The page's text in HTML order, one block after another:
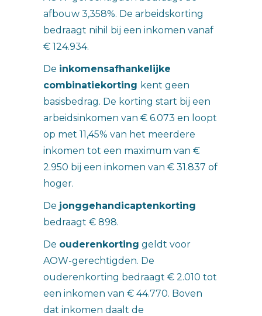
afbouw 3,358%. De arbeidskorting
bedraagt nihil bij een inkomen vanaf
€ 124.934.
De inkomensafhankelijke
combinatiekorting kent geen
basisbedrag. De korting start bij een
arbeidsinkomen van € 6.073 en loopt
op met 11,45% van het meerdere
inkomen tot een maximum van €
2.950 bij een inkomen van € 31.837 of
hoger.
De jonggehandicaptenkorting
bedraagt € 898.
De ouderenkorting geldt voor
AOW-gerechtigden. De
ouderenkorting bedraagt € 2.010 tot
een inkomen van € 44.770. Boven
dat inkomen daalt de